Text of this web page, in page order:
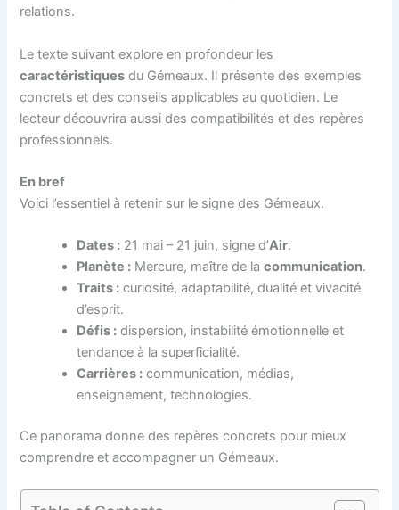
relations.
Le texte suivant explore en profondeur les
caractéristiques du Gémeaux. Il présente des exemples
concrets et des conseils applicables au quotidien. Le
lecteur découvrira aussi des compatibilités et des repères
professionnels.
En bref
Voici l’essentiel à retenir sur le signe des Gémeaux.
Dates : 21 mai – 21 juin, signe d’Air.
Planète : Mercure, maître de lacommunication.
Traits : curiosité, adaptabilité, dualité et vivacité
d’esprit.
Défis : dispersion, instabilité émotionnelle et
tendance à la superficialité.
Carrières : communication, médias,
enseignement, technologies.
Ce panorama donne des repères concrets pour mieux
comprendre et accompagner un Gémeaux.